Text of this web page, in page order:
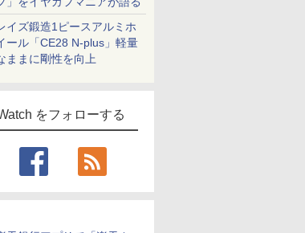
イズ鍛造1ピースアルミホ
ール「CE28 N-plus」軽量
ままに剛性を向上
をフォローする